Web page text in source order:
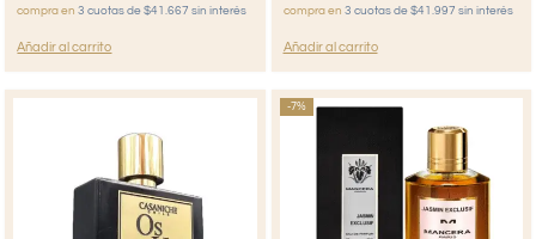
compra en3 cuotas de $41.667 sin interés
Añadir al carrito
compra en 3 cuotas de $41.997 sin interés
Añadir al carrito
-7%